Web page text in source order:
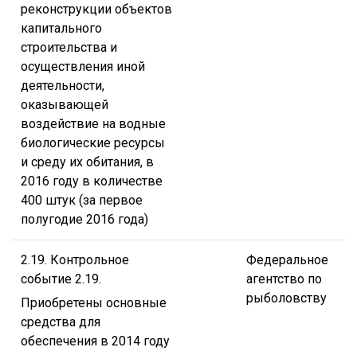
реконструкции объектов
капитального
строительства и
осуществления иной
деятельности,
оказывающей
воздействие на водные
биологические ресурсы
и среду их обитания, в
2016 году в количестве
400 штук (за первое
полугодие 2016 года)
2.19. Контрольное
событие 2.19.
Приобретены основные
средства для
обеспечения в 2014 году
Федеральное
агентство по
рыболовству